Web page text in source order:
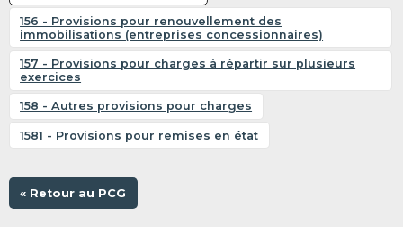
156 - Provisions pour renouvellement des
immobilisations (entreprises concessionnaires)
157 - Provisions pour charges à répartir sur plusieurs
exercices
158 - Autres provisions pour charges
1581 - Provisions pour remises en état
« Retour au PCG